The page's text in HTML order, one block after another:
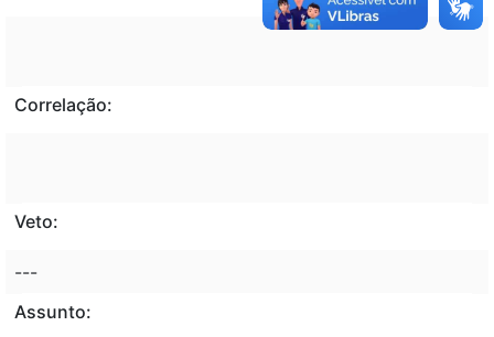
Correlação:
Veto:
---
Assunto: